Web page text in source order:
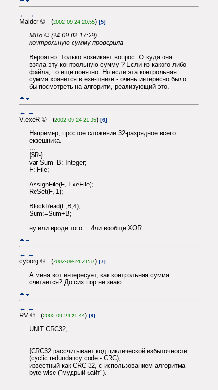
← →
Malder © (2002-09-24 20:55) [5]
MBo © (24.09.02 17:29)
контрольную сумму проверила
Вероятно. Только возникает вопрос. Откуда она
взяла эту контрольную сумму ? Если из какого-либо
файла, то еще понятно. Но если эта контрольная
сумма хранится в exe-шнике - очень интересно было
бы посмотреть на алгоритм, реализующий это.
← →
V.exeR © (2002-09-24 21:05) [6]
Например, простое сложение 32-разрядное всего
екзешника.
{$R-}
var Sum, B: Integer;
F: File;
AssignFile(F, ExeFile);
ReSet(F, 1);
BlockRead(F,B,4);
Sum:=Sum+B;
ну или вроде того... Или вообще XOR.
← →
cyborg © (2002-09-24 21:37) [7]
А меня вот интересует, как контрольная сумма
считается? До сих пор не знаю.
← →
RV © (2002-09-24 21:44) [8]
UNIT CRC32;
{CRC32 рассчитывает код циклической избыточности
(cyclic redundancy code - CRC),
известный как CRC-32, с использованием алгоритма
byte-wise ("мудрый байт").